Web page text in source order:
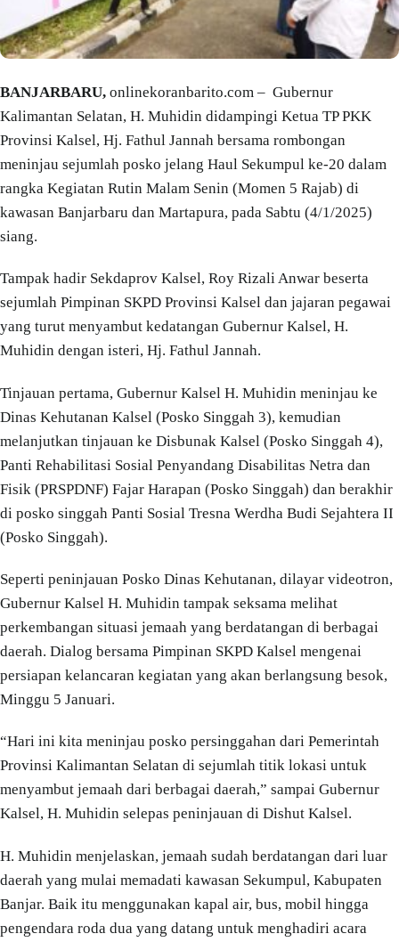
BANJARBARU, onlinekoranbarito.com – Gubernur
Kalimantan Selatan, H. Muhidin didampingi Ketua TP PKK
Provinsi Kalsel, Hj. Fathul Jannah bersama rombongan
meninjau sejumlah posko jelang Haul Sekumpul ke-20 dalam
rangka Kegiatan Rutin Malam Senin (Momen 5 Rajab) di
kawasan Banjarbaru dan Martapura, pada Sabtu (4/1/2025)
siang.
Tampak hadir Sekdaprov Kalsel, Roy Rizali Anwar beserta
sejumlah Pimpinan SKPD Provinsi Kalsel dan jajaran pegawai
yang turut menyambut kedatangan Gubernur Kalsel, H.
Muhidin dengan isteri, Hj. Fathul Jannah.
Tinjauan pertama, Gubernur Kalsel H. Muhidin meninjau ke
Dinas Kehutanan Kalsel (Posko Singgah 3), kemudian
melanjutkan tinjauan ke Disbunak Kalsel (Posko Singgah 4),
Panti Rehabilitasi Sosial Penyandang Disabilitas Netra dan
Fisik (PRSPDNF) Fajar Harapan (Posko Singgah) dan berakhir
di posko singgah Panti Sosial Tresna Werdha Budi Sejahtera II
(Posko Singgah).
Seperti peninjauan Posko Dinas Kehutanan, dilayar videotron,
Gubernur Kalsel H. Muhidin tampak seksama melihat
perkembangan situasi jemaah yang berdatangan di berbagai
daerah. Dialog bersama Pimpinan SKPD Kalsel mengenai
persiapan kelancaran kegiatan yang akan berlangsung besok,
Minggu 5 Januari.
“Hari ini kita meninjau posko persinggahan dari Pemerintah
Provinsi Kalimantan Selatan di sejumlah titik lokasi untuk
menyambut jemaah dari berbagai daerah,” sampai Gubernur
Kalsel, H. Muhidin selepas peninjauan di Dishut Kalsel.
H. Muhidin menjelaskan, jemaah sudah berdatangan dari luar
daerah yang mulai memadati kawasan Sekumpul, Kabupaten
Banjar. Baik itu menggunakan kapal air, bus, mobil hingga
pengendara roda dua yang datang untuk menghadiri acara